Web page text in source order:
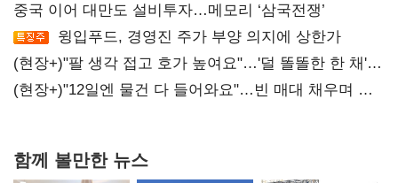
중국 이어 대만도 설비투자…메모리 ‘삼국전쟁’
윙입푸드, 경영진 주가 부양 의지에 상한가
(현장+)"팔 생각 접고 호가 높여요"…'덜 똘똘한 한 채'
20억 키맞추기
(현장+)"12일엔 물건 다 들어와요"…빈 매대 채우며 문
함께 볼만한 뉴스